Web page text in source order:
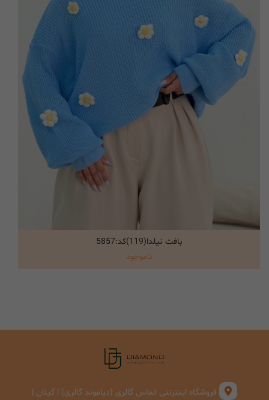
انتخاب گزینه ها
بافت نیلدا(119)کد:5857
ناموجود
فروشگاه اینترنتی الماس گالری (دیاموند گالری) | گیلان |